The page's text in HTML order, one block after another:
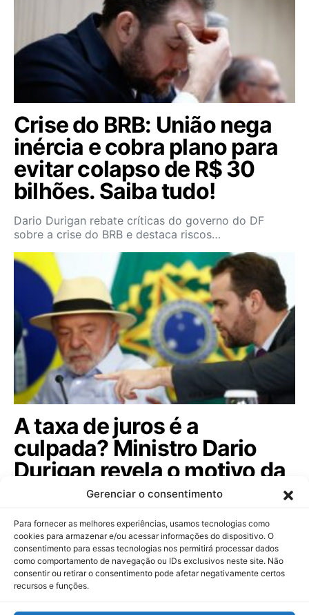
Gerenciar o consentimento
Para fornecer as melhores experiências, usamos tecnologias como
cookies para armazenar e/ou acessar informações do dispositivo. O
consentimento para essas tecnologias nos permitirá processar dados
como comportamento de navegação ou IDs exclusivos neste site. Não
consentir ou retirar o consentimento pode afetar negativamente certos
recursos e funções.
Crise do BRB: União nega
inércia e cobra plano para
evitar colapso de R$ 30
bilhões. Saiba tudo!
Dario Durigan rebate críticas do governo do DF
sobre a crise do BRB e destaca riscos…
A taxa de juros é a
culpada? Ministro Dario
Durigan revela o motivo da
dívida pública subir; veja!
Ministro da Fazenda afasta rumores sobre controle
de capitais e comenta o futuro do…
Dinheiropédia